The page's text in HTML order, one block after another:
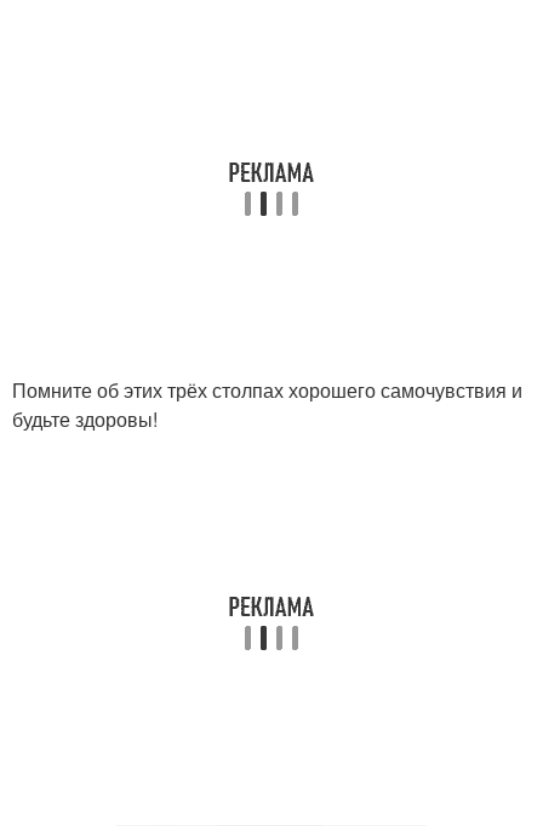
Помните об этих трёх столпах хорошего самочувствия и
будьте здоровы!